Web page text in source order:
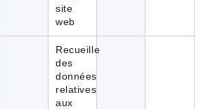
site
web
Recueille
des
données
relatives
aux